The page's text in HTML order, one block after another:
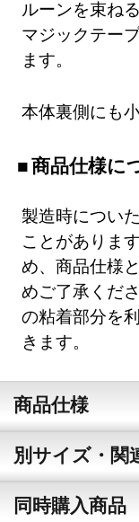
ルーンを束ね
マジックテー
ます。
本体裏側にも
商品仕様に
製造時につい
ことがありま
め、商品仕様
めご了承くだ
の粘着部分を
きます。
商品仕様
別サイズ・関
同時購入商品